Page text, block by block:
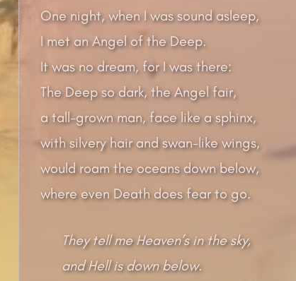
One night, when I was sound asleep,
I met an Angel of the Deep.
It was no dream, for I was there:
The Deep so dark, the Angel fair,
a tall-grown man, face like a sphinx,
with silvery hair and swan-like wings,
would roam the oceans down below,
where even Death does fear to go.
They tell me Heaven’s in the sky,
and Hell is down below.